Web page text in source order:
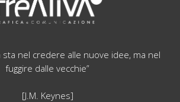
sta nel credere alle nuove idee, ma nel
fuggire dalle vecchie”
[J.M. Keynes]